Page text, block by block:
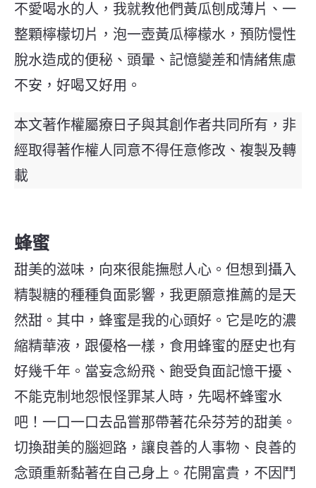
不愛喝水的人，我就教他們黃瓜刨成薄片、一
整顆檸檬切片，泡一壺黃瓜檸檬水，預防慢性
脫水造成的便秘、頭暈、記憶變差和情緒焦慮
不安，好喝又好用。
本文著作權屬療日子與其創作者共同所有，非
經取得著作權人同意不得任意修改、複製及轉
載
蜂蜜
甜美的滋味，向來很能撫慰人心。但想到攝入
精製糖的種種負面影響，我更願意推薦的是天
然甜。其中，蜂蜜是我的心頭好。它是吃的濃
縮精華液，跟優格一樣，食用蜂蜜的歷史也有
好幾千年。 當妄念紛飛、飽受負面記憶干擾、
不能克制地怨恨怪罪某人時，先喝杯蜂蜜水
吧！一口一口去品嘗那帶著花朵芬芳的甜美。
切換甜美的腦迴路，讓良善的人事物、良善的
念頭重新黏著在自己身上。花開富貴，不因鬥